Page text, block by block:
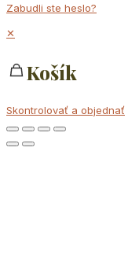
Zabudli ste heslo?
✕
Košík
Skontrolovať a objednať